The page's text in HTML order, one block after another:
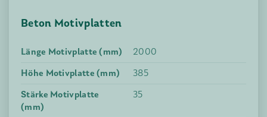
Beton Motivplatten
Länge Motivplatte (mm)
2000
Höhe Motivplatte (mm)
385
Stärke Motivplatte
(mm)
35